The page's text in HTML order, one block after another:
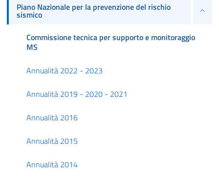
Piano Nazionale per la prevenzione del rischio
sismico
Commissione tecnica per supporto e monitoraggio
MS
Annualità 2022 - 2023
Annualità 2019 - 2020 - 2021
Annualità 2016
Annualità 2015
Annualità 2014